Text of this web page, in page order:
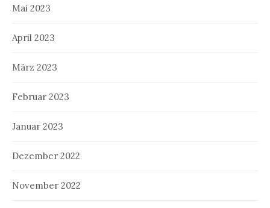
Mai 2023
April 2023
März 2023
Februar 2023
Januar 2023
Dezember 2022
November 2022